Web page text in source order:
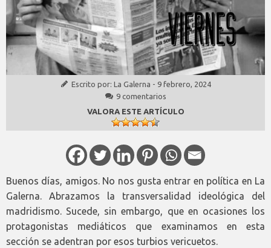
Escrito por: La Galerna - 9 febrero, 2024
9 comentarios
VALORA ESTE ARTÍCULO
Buenos días, amigos. No nos gusta entrar en política en La
Galerna. Abrazamos la transversalidad ideológica del
madridismo. Sucede, sin embargo, que en ocasiones los
protagonistas mediáticos que examinamos en esta
sección se adentran por esos turbios vericuetos.